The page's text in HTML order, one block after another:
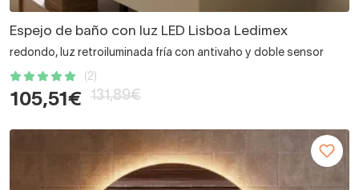
Espejo de baño con luz LED Lisboa Ledimex
redondo, luz retroiluminada fría con antivaho y doble sensor
(2)
105,51€ 131,89€